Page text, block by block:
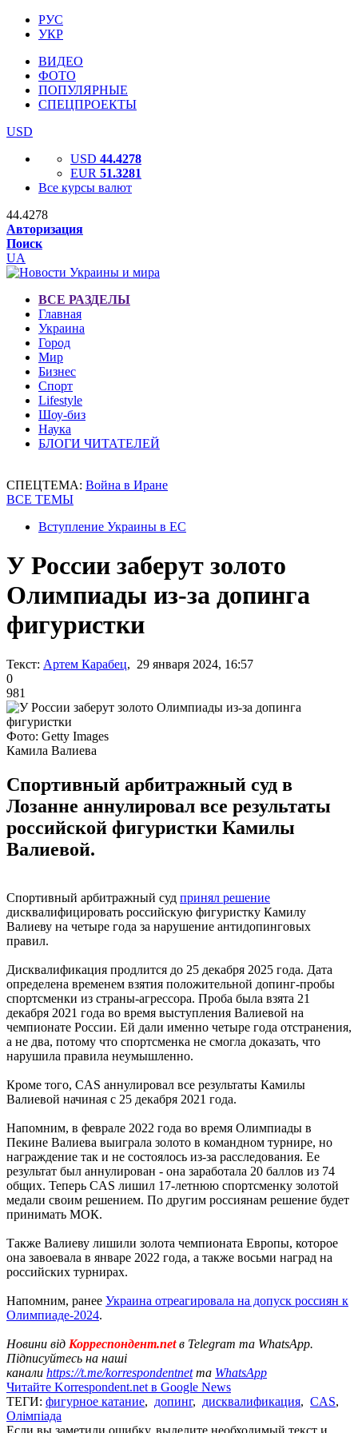
РУС
УКР
ВИДЕО
ФОТО
ПОПУЛЯРНЫЕ
СПЕЦПРОЕКТЫ
USD
USD 44.4278
EUR 51.3281
Все курсы валют
44.4278
Авторизация
Поиск
UA
ВСЕ РАЗДЕЛЫ
Главная
Украина
Город
Мир
Бизнес
Спорт
Lifestyle
Шоу-биз
Наука
БЛОГИ ЧИТАТЕЛЕЙ
СПЕЦТЕМА: Война в Иране
ВСЕ ТЕМЫ
Вступление Украины в ЕС
У России заберут золото
Олимпиады из-за допинга
фигуристки
Текст: Артем Карабец, 29 января 2024, 16:57
0
981
Фото: Getty Images
Камила Валиева
Спортивный арбитражный суд в
Лозанне аннулировал все результаты
российской фигуристки Камилы
Валиевой.
Спортивный арбитражный суд принял решение
дисквалифицировать российскую фигуристку Камилу
Валиеву на четыре года за нарушение антидопинговых
правил.
Дисквалификация продлится до 25 декабря 2025 года. Дата
определена временем взятия положительной допинг-пробы
спортсменки из страны-агрессора. Проба была взята 21
декабря 2021 года во время выступления Валиевой на
чемпионате России. Ей дали именно четыре года отстранения,
а не два, потому что спортсменка не смогла доказать, что
нарушила правила неумышленно.
Кроме того, CAS аннулировал все результаты Камилы
Валиевой начиная с 25 декабря 2021 года.
Напомним, в феврале 2022 года во время Олимпиады в
Пекине Валиева выиграла золото в командном турнире, но
награждение так и не состоялось из-за расследования. Ее
результат был аннулирован - она заработала 20 баллов из 74
общих. Теперь CAS лишил 17-летнюю спортсменку золотой
медали своим решением. По другим россиянам решение будет
принимать МОК.
Также Валиеву лишили золота чемпионата Европы, которое
она завоевала в январе 2022 года, а также восьми наград на
российских турнирах.
Напомним, ранее Украина отреагировала на допуск россиян к
Олимпиаде-2024.
Новини від Корреспондент.netв Telegram та WhatsApp.
Підписуйтесь на наші
канали https://t.me/korrespondentnetта WhatsApp
Читайте Korrespondent.net в Google News
ТЕГИ: фигурное катание, допинг, дисквалификация, CAS,
Олімпіада
Если вы заметили ошибку, выделите необходимый текст и